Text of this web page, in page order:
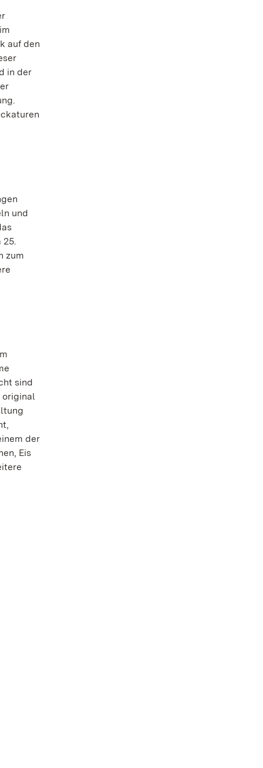
auf den
in der
und
25.
zum
sind
original
der
Eis